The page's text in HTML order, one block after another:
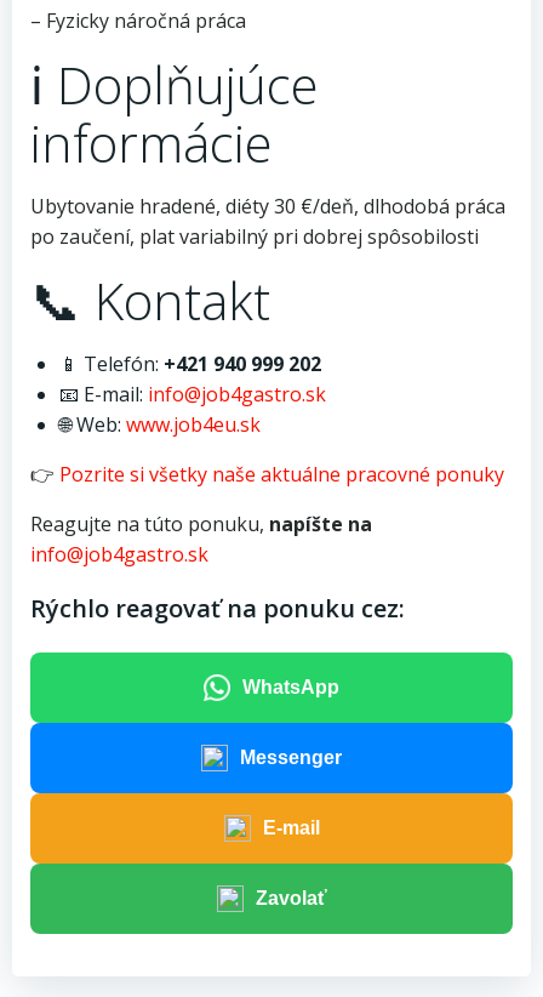
– Fyzicky náročná práca
ℹ️ Doplňujúce
informácie
Ubytovanie hradené, diéty 30 €/deň, dlhodobá práca
po zaučení, plat variabilný pri dobrej spôsobilosti
📞 Kontakt
📱 Telefón: +421 940 999 202
📧 E-mail: info@job4gastro.sk
🌐 Web: www.job4eu.sk
👉 Pozrite si všetky naše aktuálne pracovné ponuky
Reagujte na túto ponuku, napíšte na
info@job4gastro.sk
Rýchlo reagovať na ponuku cez:
WhatsApp
Messenger
E-mail
Zavolať